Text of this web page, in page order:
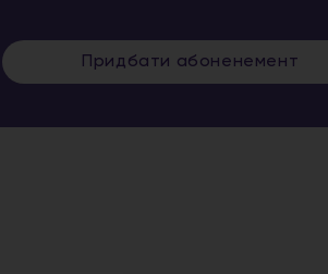
Придбати абоненемент